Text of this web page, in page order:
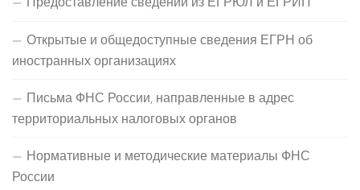
Открытые и общедоступные сведения ЕГРН об
иностранных организациях
Письма ФНС России, направленные в адрес
территориальных налоговых органов
Нормативные и методические материалы ФНС
России